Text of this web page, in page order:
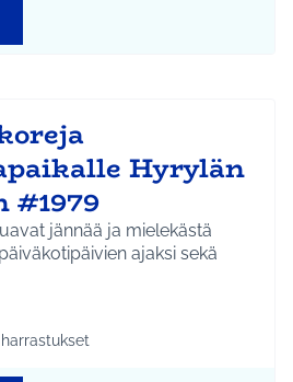
Hyrylän
#1979
jännää ja mielekästä
ajaksi sekä
mukaan: Hyrylä
teeman mukaan: Liikunta ja
harrastukset